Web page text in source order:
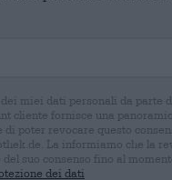
miei dati personali da parte
cliente fornisce una
di poter revocare questo
La informiamo che la
suo consenso fino al
dei dati